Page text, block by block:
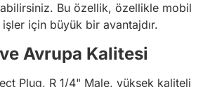
Bu özellik, özellikle mobil
için büyük bir avantajdır.
ve Avrupa Kalitesi
Plug, R 1/4" Male, yüksek kaliteli